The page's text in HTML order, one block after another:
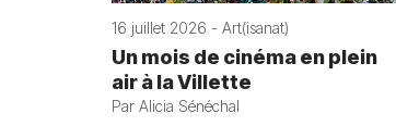
16 juillet 2026 - Art(isanat)
Un mois de cinéma en plein
air à la Villette
Par Alicia Sénéchal